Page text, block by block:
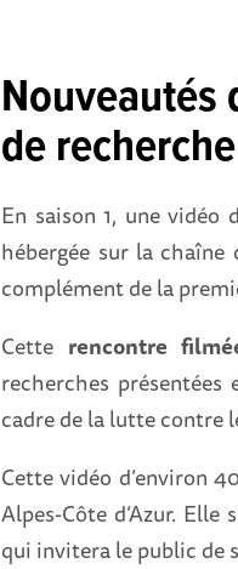
Nouveautés
de
En saison 1, une
hébergée sur la chaîne
complément de la
Cette rencontre
recherches
cadre de la lutte contre
Cette vidéo d’environ
Alpes-Côte d’Azur.
qui invitera le public de